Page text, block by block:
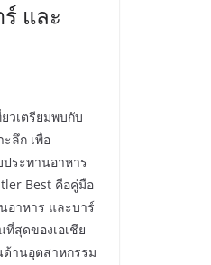
และ
วเตรียมพบกับ
ลึก เพื่อ
ระทานอาหาร
Best คือคู่มือ
อาหาร และบาร์
สุดของเอเชีย
ด้านอุตสาหกรรม